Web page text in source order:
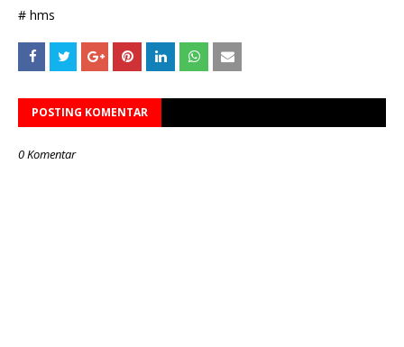
# hms
POSTING KOMENTAR
0 Komentar